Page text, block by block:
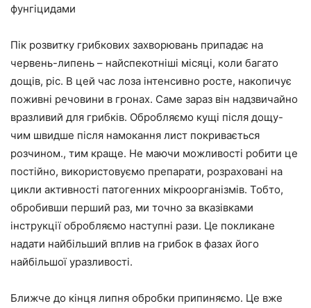
фунгіцидами
Пік розвитку грибкових захворювань припадає на
червень-липень – найспекотніші місяці, коли багато
дощів, ріс. В цей час лоза інтенсивно росте, накопичує
поживні речовини в гронах. Саме зараз він надзвичайно
вразливий для грибків. Обробляємо кущі після дощу-
чим швидше після намокання лист покривається
розчином., тим краще. Не маючи можливості робити це
постійно, використовуємо препарати, розраховані на
цикли активності патогенних мікроорганізмів. Тобто,
обробивши перший раз, ми точно за вказівками
інструкції обробляємо наступні рази. Це покликане
надати найбільший вплив на грибок в фазах його
найбільшої уразливості.
Ближче до кінця липня обробки припиняємо. Це вже